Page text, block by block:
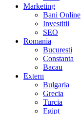
Marketing
Bani Online
Investitii
SEO
Romania
Bucuresti
Constanta
Bacau
Extern
Bulgaria
Grecia
Turcia
Egipt